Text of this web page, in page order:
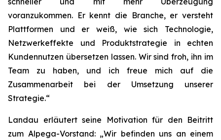
voranzukommen. Er kennt die Branche, er versteht
Plattformen und er weiß, wie sich Technologie,
Netzwerkeffekte und Produktstrategie in echten
Kundennutzen übersetzen lassen. Wir sind froh, ihn im
Team zu haben, und ich freue mich auf die
Zusammenarbeit bei der Umsetzung unserer
Strategie.“
Landau erläutert seine Motivation für den Beitritt
zum Alpega-Vorstand: „Wir befinden uns an einem